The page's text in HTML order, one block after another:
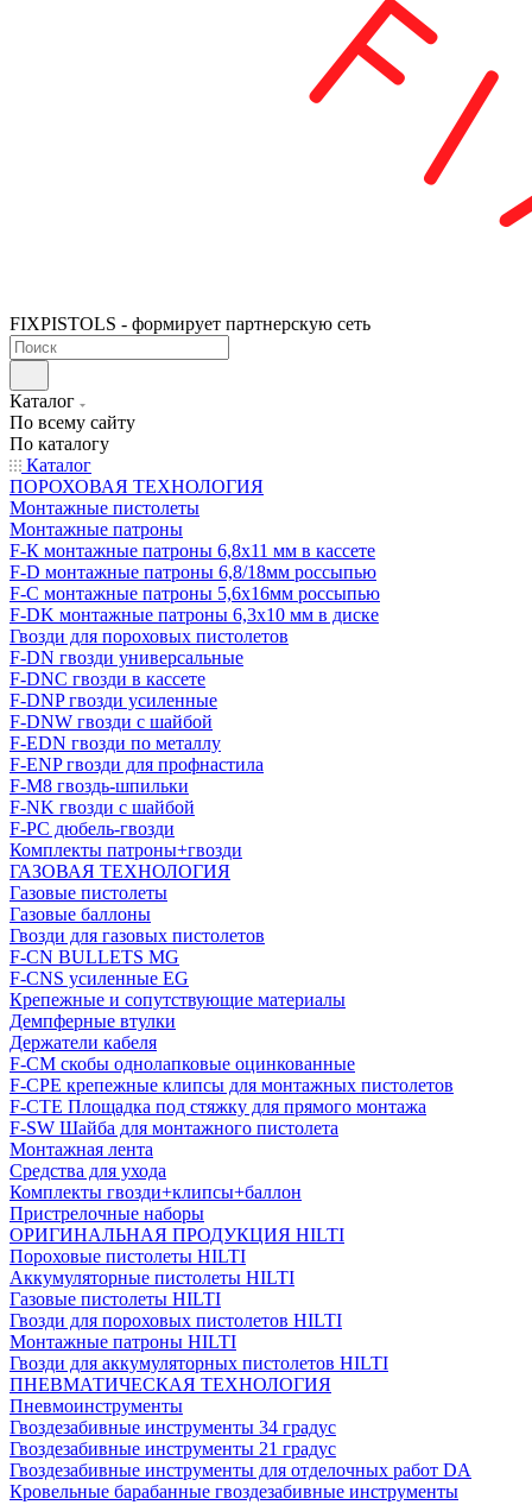
FIXPISTOLS - формирует партнерскую сеть
Каталог
По всему сайту
По каталогу
Каталог
ПОРОХОВАЯ ТЕХНОЛОГИЯ
Монтажные пистолеты
Монтажные патроны
F-К монтажные патроны 6,8х11 мм в кассете
F-D монтажные патроны 6,8/18мм россыпью
F-C монтажные патроны 5,6х16мм россыпью
F-DK монтажные патроны 6,3х10 мм в диске
Гвозди для пороховых пистолетов
F-DN гвозди универсальные
F-DNC гвозди в кассете
F-DNP гвозди усиленные
F-DNW гвозди с шайбой
F-EDN гвозди по металлу
F-ENP гвозди для профнастила
F-M8 гвоздь-шпильки
F-NK гвозди с шайбой
F-PC дюбель-гвозди
Комплекты патроны+гвозди
ГАЗОВАЯ ТЕХНОЛОГИЯ
Газовые пистолеты
Газовые баллоны
Гвозди для газовых пистолетов
F-CN BULLETS MG
F-CNS усиленные EG
Крепежные и сопутствующие материалы
Демпферные втулки
Держатели кабеля
F-CM скобы однолапковые оцинкованные
F-CPE крепежные клипсы для монтажных пистолетов
F-CTE Площадка под стяжку для прямого монтажа
F-SW Шайба для монтажного пистолета
Монтажная лента
Средства для ухода
Комплекты гвозди+клипсы+баллон
Пристрелочные наборы
ОРИГИНАЛЬНАЯ ПРОДУКЦИЯ HILTI
Пороховые пистолеты HILTI
Аккумуляторные пистолеты HILTI
Газовые пистолеты HILTI
Гвозди для пороховых пистолетов HILTI
Монтажные патроны HILTI
Гвозди для аккумуляторных пистолетов HILTI
ПНЕВМАТИЧЕСКАЯ ТЕХНОЛОГИЯ
Пневмоинструменты
Гвоздезабивные инструменты 34 градус
Гвоздезабивные инструменты 21 градус
Гвоздезабивные инструменты для отделочных работ DA
Кровельные барабанные гвоздезабивные инструменты